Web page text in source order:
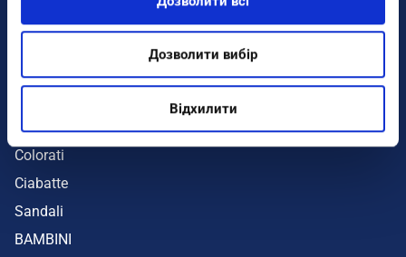
Дозволити вибір
Відхилити
UOMO
Colorati
Ciabatte
Sandali
BAMBINI